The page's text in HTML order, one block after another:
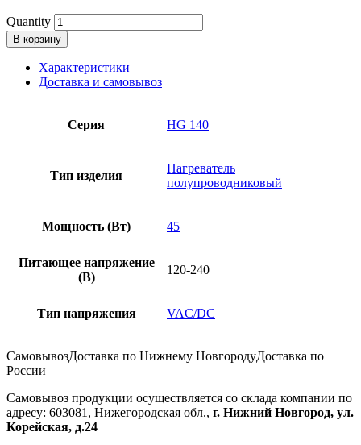
Quantity
В корзину
Характеристики
Доставка и самовывоз
Серия HG 140
Тип изделия
Нагреватель
полупроводниковый
Мощность (Вт) 45
Питающее напряжение
(В)
120-240
Тип напряжения VAC/DC
СамовывозДоставка по Нижнему НовгородуДоставка по
России
Самовывоз продукции осуществляется со склада компании по
адресу: 603081, Нижегородская обл., г. Нижний Новгород, ул.
Корейская, д.24